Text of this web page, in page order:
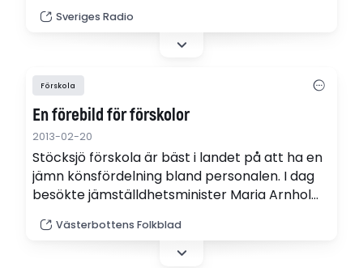
Sveriges Radio
Förskola
En förebild för förskolor
2013-02-20
Stöcksjö förskola är bäst i landet på att ha en
jämn könsfördelning bland personalen. I dag
besökte jämställdhetsminister Maria Arnholm
Västerbottens Folkblad